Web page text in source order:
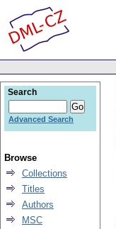
Search
Advanced Search
Browse
Collections
Titles
Authors
MSC